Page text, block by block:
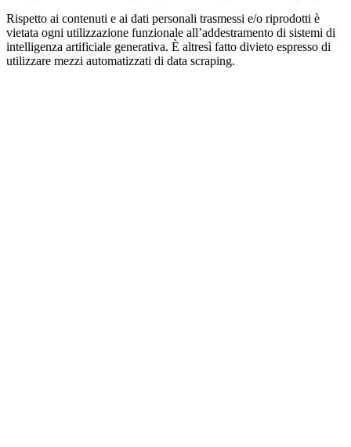
Rispetto ai contenuti e ai dati personali trasmessi e/o riprodotti è
vietata ogni utilizzazione funzionale all’addestramento di sistemi di
intelligenza artificiale generativa. È altresì fatto divieto espresso di
utilizzare mezzi automatizzati di data scraping.